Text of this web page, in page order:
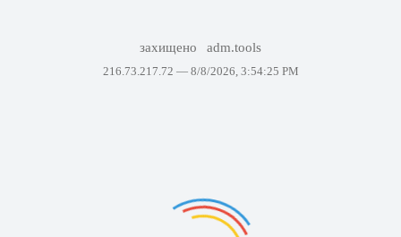
захищено adm.tools
216.73.217.72 — 8/8/2026, 3:54:25 PM